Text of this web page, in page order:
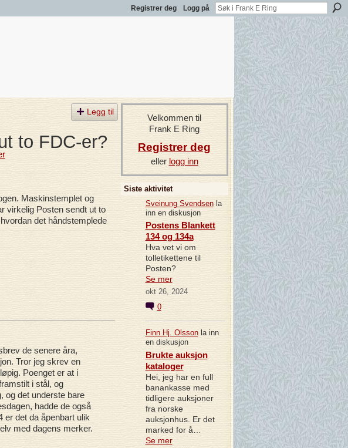
Registrer deg Logg på
Legg til
to FDC-er?
Maskinstemplet og
virkelig Posten sendt ut to
det håndstemplede
de senere åra,
Tror jeg skrev en
Poenget er at i
i stål, og
og det underste bare
hadde de også
er det da åpenbart ulik
med dagens merker.
Velkommen til
Frank E Ring
Registrer deg
eller logg inn
Siste aktivitet
Sveinung Svendsenla
inn en diskusjon
Postens Blankett
134 og 134a
Hva vet vi om
tolletikettene til
Posten?
Se mer
okt 26, 2024
0
Finn Hj. Olssonla inn
en diskusjon
Brukte auksjon
kataloger
Hei, jeg har en full
banankasse med
tidligere auksjoner
fra norske
auksjonhus. Er det
marked for å…
Se mer